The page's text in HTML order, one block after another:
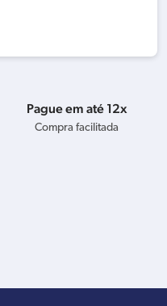
Pague em até 12x
Compra facilitada